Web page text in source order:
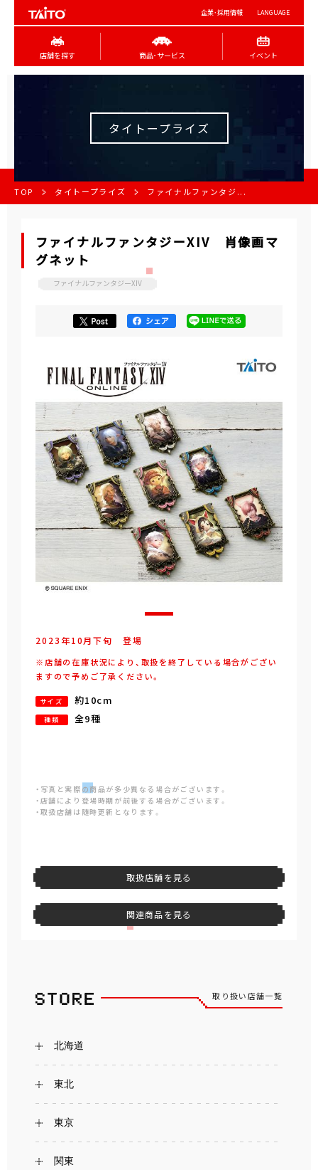
企業･採用情報 LANGUAGE
店舗を探す 商品･サービス イベント
タイトープライズ
TOP タイトープライズ ファイナルファンタジ...
ファイナルファンタジーXIV 肖像画マ
グネット
ファイナルファンタジーXIV
2023年10月下旬 登場
※店舗の在庫状況により、取扱を終了している場合がござい
ますので予めご了承ください。
サイズ 約10cm
種類 全9種
・写真と実際の商品が多少異なる場合がございます。
・店舗により登場時期が前後する場合がございます。
・取扱店舗は随時更新となります。
取扱店舗を見る
関連商品を見る
取り扱い店舗一覧
北海道
東北
東京
関東